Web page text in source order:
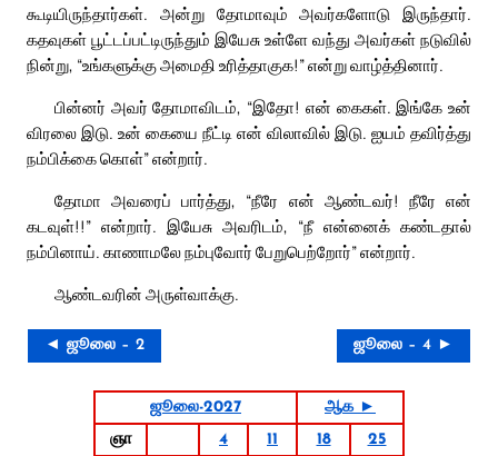
கூடியிருந்தார்கள். அன்று தோமாவும் அவர்களோடு இருந்தார்.
கதவுகள் பூட்டப்பட்டிருந்தும் இயேசு உள்ளே வந்து அவர்கள் நடுவில்
நின்று, “உங்களுக்கு அமைதி உரித்தாகுக!” என்று வாழ்த்தினார்.
பின்னர் அவர் தோமாவிடம், “இதோ! என் கைகள். இங்கே உன்
விரலை இடு. உன் கையை நீட்டி என் விலாவில் இடு. ஐயம் தவிர்த்து
நம்பிக்கை கொள்” என்றார்.
தோமா அவரைப் பார்த்து, “நீரே என் ஆண்டவர்! நீரே என்
கடவுள்!!” என்றார். இயேசு அவரிடம், “நீ என்னைக் கண்டதால்
நம்பினாய். காணாமலே நம்புவோர் பேறுபெற்றோர்” என்றார்.
ஆண்டவரின் அருள்வாக்கு.
◄ ஜூலை – 2 ஜூலை – 4 ►
ஜூலை-2027
ஆக ►
ஞா
4 11 18
25